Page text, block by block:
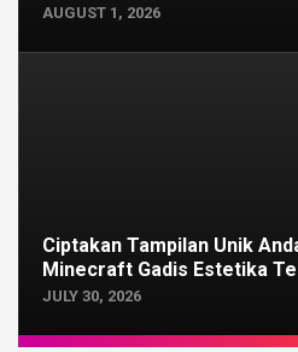
AUGUST 1, 2026
Ciptakan Tampilan Unik
Minecraft Gadis Estetika
JULY 30, 2026